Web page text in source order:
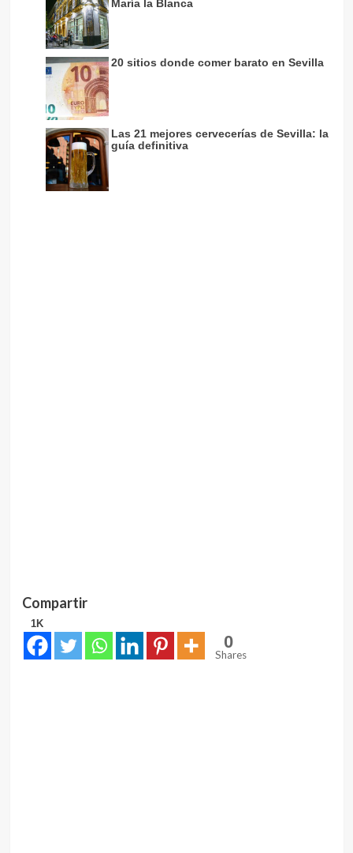
María la Blanca
20 sitios donde comer barato en Sevilla
Las 21 mejores cervecerías de Sevilla: la
guía definitiva
Compartir
1K
0
Shares